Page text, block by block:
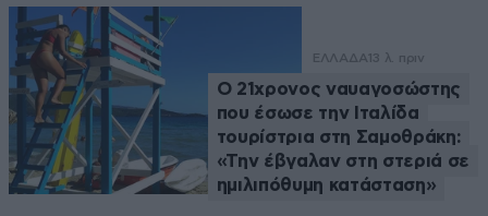
ΕΛΛΑΔΑ 13 λ. πριν
Ο 21χρονος ναυαγοσώστης
που έσωσε την Ιταλίδα
τουρίστρια στη Σαμοθράκη:
«Την έβγαλαν στη στεριά σε
ημιλιπόθυμη κατάσταση»